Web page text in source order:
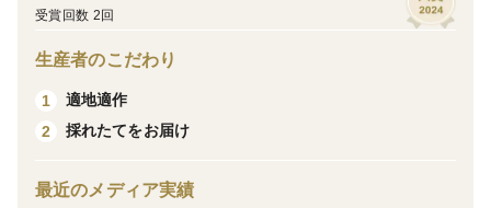
大きさはSSサイズからLLサイズまで様々ですが、主に
栽培・生産のこだわり
風通しがよく、すべての果実に太陽の光がたっぷりあた
るよう木造りからこだわってつくっています。
産地の特徴
受賞回数 2回
生産者のこだわり
1
適地適作
2
採れたてをお届け
最近のメディア実績